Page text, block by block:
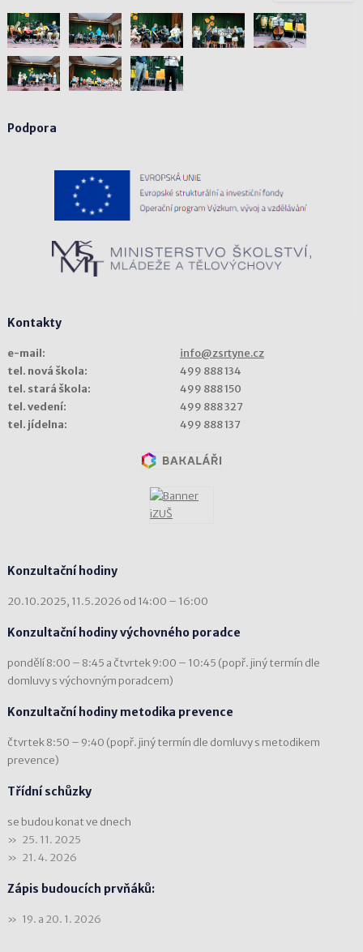
Podpora
Kontakty
e-mail:
info@zsrtyne.cz
tel. nová škola:
499 888 134
tel. stará škola:
499 888 150
tel. vedení:
499 888 327
tel. jídelna:
499 888 137
Konzultační hodiny
20.10.2025, 11.5.2026 od 14:00 – 16:00
Konzultační hodiny výchovného poradce
pondělí 8:00 – 8:45 a čtvrtek 9:00 – 10:45 (popř. jiný termín dle
domluvy s výchovným poradcem)
Konzultační hodiny metodika prevence
čtvrtek 8:50 – 9:40 (popř. jiný termín dle domluvy s metodikem
prevence)
Třídní schůzky
se budou konat ve dnech
25. 11. 2025
21. 4. 2026
Zápis budoucích prvňáků:
19. a 20. 1. 2026